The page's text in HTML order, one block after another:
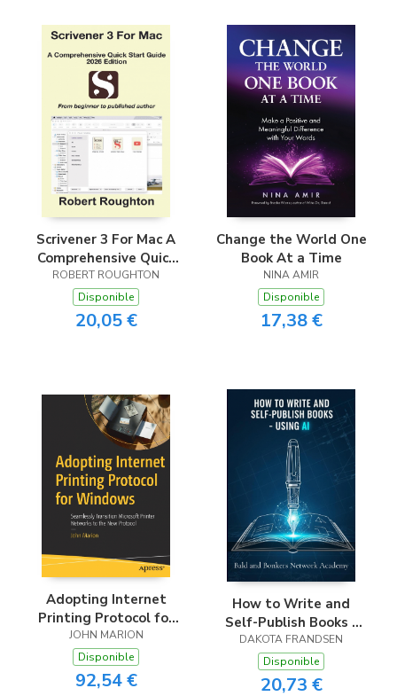
Scrivener 3 For Mac A
Comprehensive Quick
Start Guide 2026
Edition
ROBERT ROUGHTON
Disponible
20,05 €
Change the World One
Book At a Time
NINA AMIR
Disponible
17,38 €
Adopting Internet
Printing Protocol for
Windows
JOHN MARION
Disponible
92,54 €
How to Write and
Self-Publish Books -
Using AI
DAKOTA FRANDSEN
Disponible
20,73 €